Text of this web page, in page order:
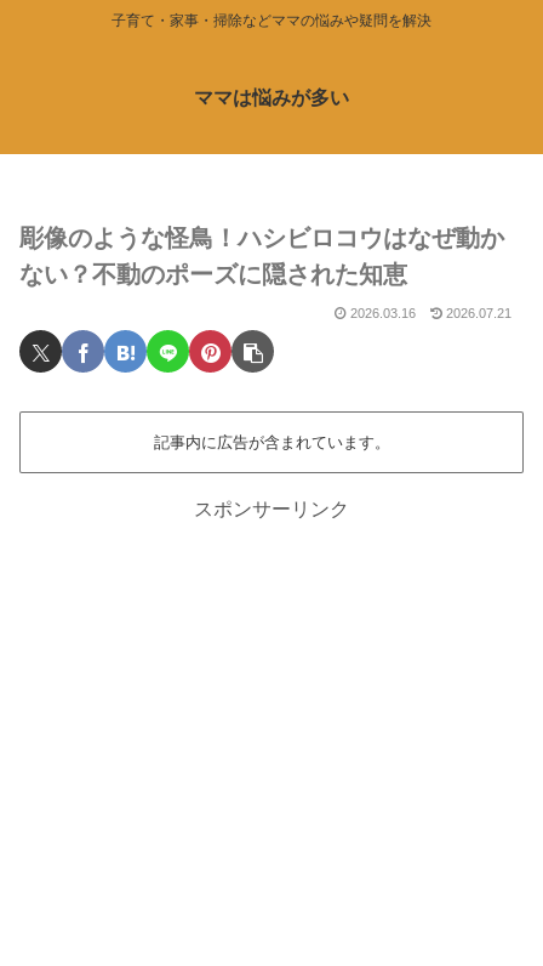
子育て・家事・掃除などママの悩みや疑問を解決
ママは悩みが多い
彫像のような怪鳥！ハシビロコウはなぜ動か
ない？不動のポーズに隠された知恵
2026.03.16 2026.07.21
記事内に広告が含まれています。
スポンサーリンク